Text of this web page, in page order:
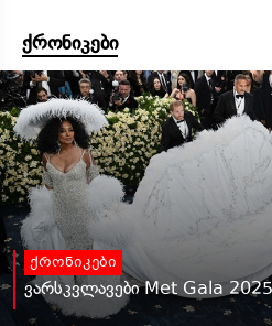
ქრონიკები
ქრონიკები
ვარსკვლავები Met Gala